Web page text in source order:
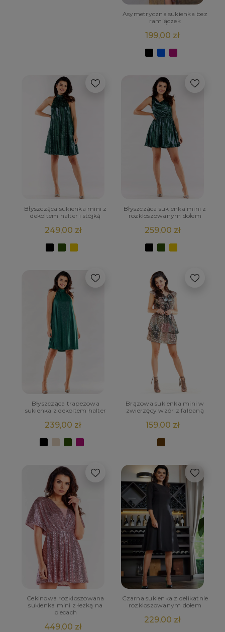
Asymetryczna sukienka bez
ramiączek
199,00 zł
Błyszcząca sukienka mini z
dekoltem halter i stójką
249,00 zł
Błyszcząca sukienka mini z
rozkloszowanym dołem
259,00 zł
Błyszcząca trapezowa
sukienka z dekoltem halter
239,00 zł
Brązowa sukienka mini w
zwierzęcy wzór z falbaną
159,00 zł
Cekinowa rozkloszowana
sukienka mini z łezką na
plecach
449,00 zł
Czarna sukienka z delikatnie
rozkloszowanym dołem
229,00 zł